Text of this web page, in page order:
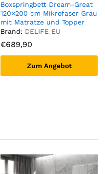
Boxspringbett Dream-Great
120×200 cm Mikrofaser Grau
mit Matratze und Topper
Brand: DELIFE EU
€689,90
Zum Angebot